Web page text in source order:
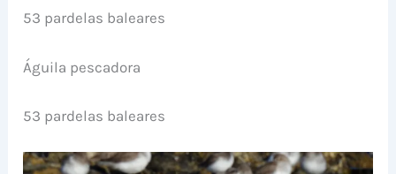
53 pardelas baleares
Águila pescadora
53 pardelas baleares